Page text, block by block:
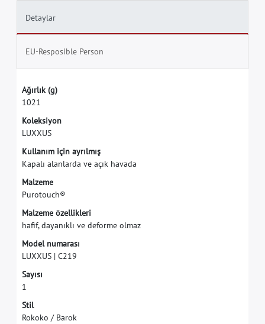
Detaylar
EU-Resposible Person
Ağırlık (g)
1021
Koleksiyon
LUXXUS
Kullanım için ayrılmış
Kapalı alanlarda ve açık havada
Malzeme
Purotouch®
Malzeme özellikleri
haff, dayanıklı ve deforme olmaz
Model numarası
LUXXUS | C219
Sayısı
1
Stil
Rokoko / Barok